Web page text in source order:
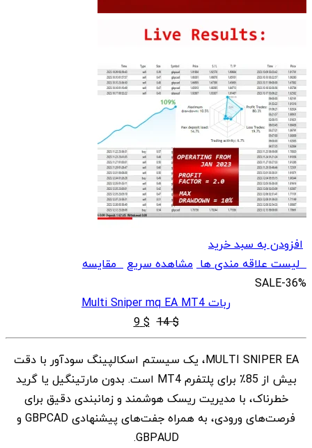
افزودن به سبد خرید
لیست علاقه مندی ها مشاهده سریعمقایسه
SALE-36%
ربات Multi Sniper mq EA MT4
$
14
قیمت
اصلی
$ 14
بود.
$
9 قیمت
فعلی
$ 9
است.
MULTI SNIPER EA، یک سیستم اسکالپینگ سودآور با دقت
بیش از 85٪ برای پلتفرم MT4 است. بدون مارتینگیل یا گرید
خطرناک، با مدیریت ریسک هوشمند و زمانبندی دقیق برای
فرصت‌های ورودی، به همراه جفت‌های پیشنهادی GBPCAD و
GBPAUD.